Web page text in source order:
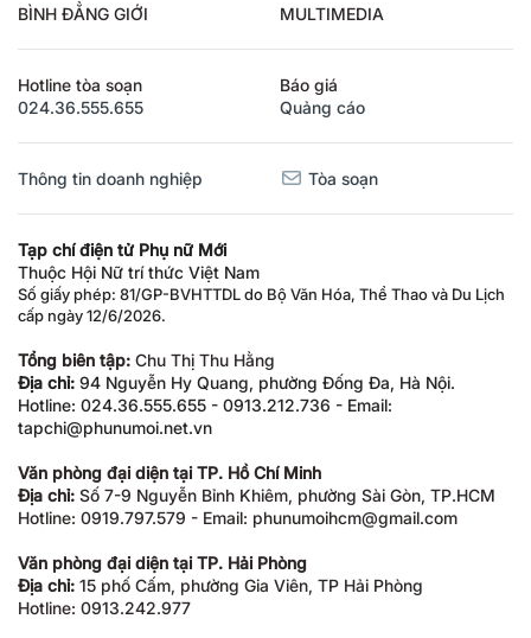
BÌNH ĐẲNG GIỚI MULTIMEDIA
Hotline tòa soạn
024.36.555.655
Báo giá
Quảng cáo
Thông tin doanh nghiệp Tòa soạn
Tạp chí điện tử Phụ nữ Mới
Thuộc Hội Nữ trí thức Việt Nam
Số giấy phép: 81/GP-BVHTTDL do Bộ Văn Hóa, Thể Thao và Du Lịch
cấp ngày 12/6/2026.
Tổng biên tập: Chu Thị Thu Hằng
Địa chỉ: 94 Nguyễn Hy Quang, phường Đống Đa, Hà Nội.
Hotline: 024.36.555.655 - 0913.212.736 - Email:
tapchi@phunumoi.net.vn
Văn phòng đại diện tại TP. Hồ Chí Minh
Địa chỉ: Số 7-9 Nguyễn Bỉnh Khiêm, phường Sài Gòn, TP.HCM
Hotline: 0919.797.579 - Email: phunumoihcm@gmail.com
Văn phòng đại diện tại TP. Hải Phòng
Địa chỉ: 15 phố Cấm, phường Gia Viên, TP Hải Phòng
Hotline: 0913.242.977